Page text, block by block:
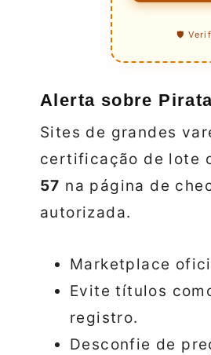
🛡️
Alerta sobre
Sites de grandes
certificação de lote
57 na página de
autorizada.
Marketplace
Evite títulos
registro.
Desconfie de